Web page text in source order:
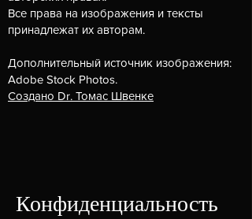
Все права на изображения и тексты
принадлежат их авторам.
Дополнительный источник изображения:
Adobe Stock Photos.
Создано Dr. Томас Швенке
Конфиденциальность